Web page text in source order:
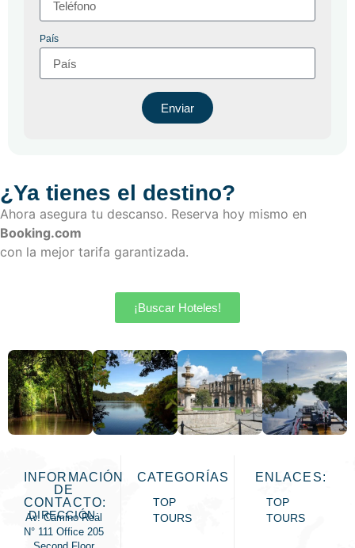
País
Enviar
¿Ya tienes el destino?
Ahora asegura tu descanso. Reserva hoy mismo en
Booking.com
con la mejor tarifa garantizada.
¡Buscar Hoteles!
INFORMACIÓN
DE
CONTACTO:
DIRECCIÓN:
Av. Camino Real
N° 111 Office 205
CATEGORÍAS
TOP
TOURS
ENLACES:
TOP
TOURS